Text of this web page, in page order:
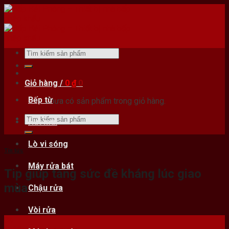
Skip
content
Bếp từ
Hút mùi
Lò vi sóng
Máy rửa bát
Chậu rửa
Vòi rửa
Tìm
kiếm:
Giỏ hàng / 0 ₫ 0
Chưa có sản phẩm trong giỏ hàng.
Tìm
kiếm:
Tin tức
Tip giúp tăng sức đề kháng lúc giao
mùa